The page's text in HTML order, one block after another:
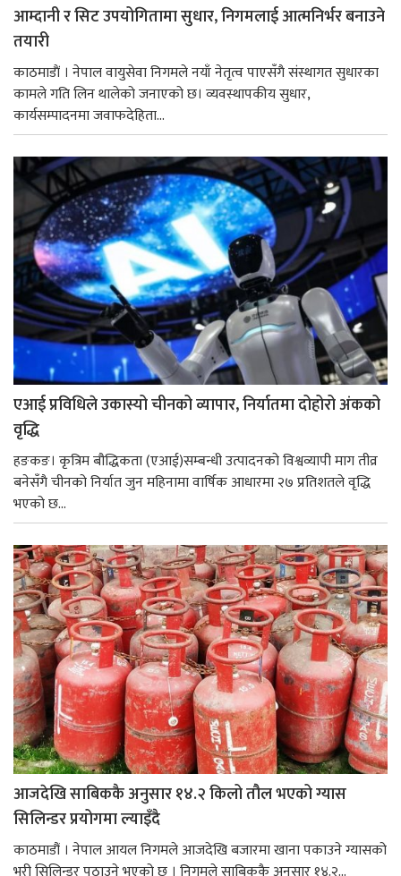
आम्दानी र सिट उपयोगितामा सुधार, निगमलाई आत्मनिर्भर बनाउने
तयारी
काठमाडाैं । नेपाल वायुसेवा निगमले नयाँ नेतृत्व पाएसँगै संस्थागत सुधारका
कामले गति लिन थालेको जनाएको छ। व्यवस्थापकीय सुधार,
कार्यसम्पादनमा जवाफदेहिता...
एआई प्रविधिले उकास्यो चीनको व्यापार, निर्यातमा दोहोरो अंकको
वृद्धि
हङकङ। कृत्रिम बौद्धिकता (एआई)सम्बन्धी उत्पादनको विश्वव्यापी माग तीव्र
बनेसँगै चीनको निर्यात जुन महिनामा वार्षिक आधारमा २७ प्रतिशतले वृद्धि
भएको छ...
आजदेखि साबिककै अनुसार १४.२ किलो तौल भएको ग्यास
सिलिन्डर प्रयोगमा ल्याइँदै
काठमाडौं । नेपाल आयल निगमले आजदेखि बजारमा खाना पकाउने ग्यासको